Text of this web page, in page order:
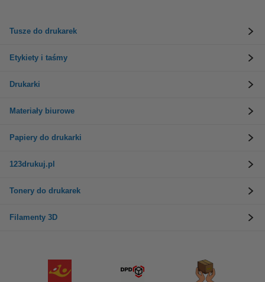
Tusze do drukarek
Etykiety i taśmy
Drukarki
Materiały biurowe
Papiery do drukarki
123drukuj.pl
Tonery do drukarek
Filamenty 3D